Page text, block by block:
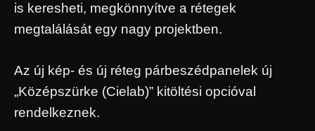
is keresheti, megkönnyítve a rétegek
megtalálását egy nagy projektben.
Az új kép- és új réteg párbeszédpanelek új
„Középszürke (Cielab)” kitöltési opcióval
rendelkeznek.